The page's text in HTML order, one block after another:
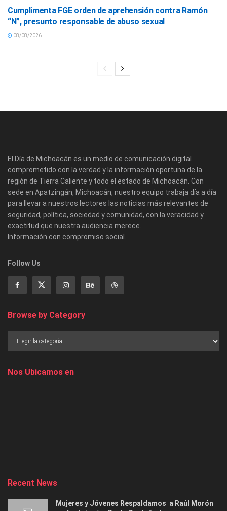
Cumplimenta FGE orden de aprehensión contra Ramón
“N”, presunto responsable de abuso sexual
08/08/2026
El Día de Michoacán es un medio de comunicación digital
comprometido con la verdad y la información oportuna de la
región de Tierra Caliente y todo el estado de Michoacán. Con
sede en Apatzingán, Michoacán, nuestro equipo trabaja día a día
para llevar a nuestros lectores las noticias más relevantes de
seguridad, política, sociedad y comunidad, con la veracidad y
exactitud que nuestra audiencia merece.
Información con compromiso social.
Follow Us
Browse by Category
Nos Ubicamos en
Recent News
Mujeres y Jóvenes Respaldamos a Raúl Morón